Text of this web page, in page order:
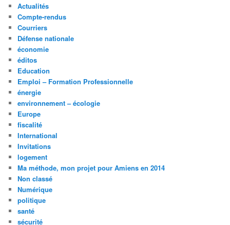
Actualités
Compte-rendus
Courriers
Défense nationale
économie
éditos
Education
Emploi – Formation Professionnelle
énergie
environnement – écologie
Europe
fiscalité
International
Invitations
logement
Ma méthode, mon projet pour Amiens en 2014
Non classé
Numérique
politique
santé
sécurité